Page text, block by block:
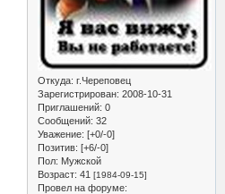
Откуда: г.Череповец
Зарегистрирован: 2008-10-31
Приглашений: 0
Сообщений: 32
Уважение: [+0/-0]
Позитив: [+6/-0]
Пол: Мужской
Возраст: 41 [1984-09-15]
Провел на форуме: